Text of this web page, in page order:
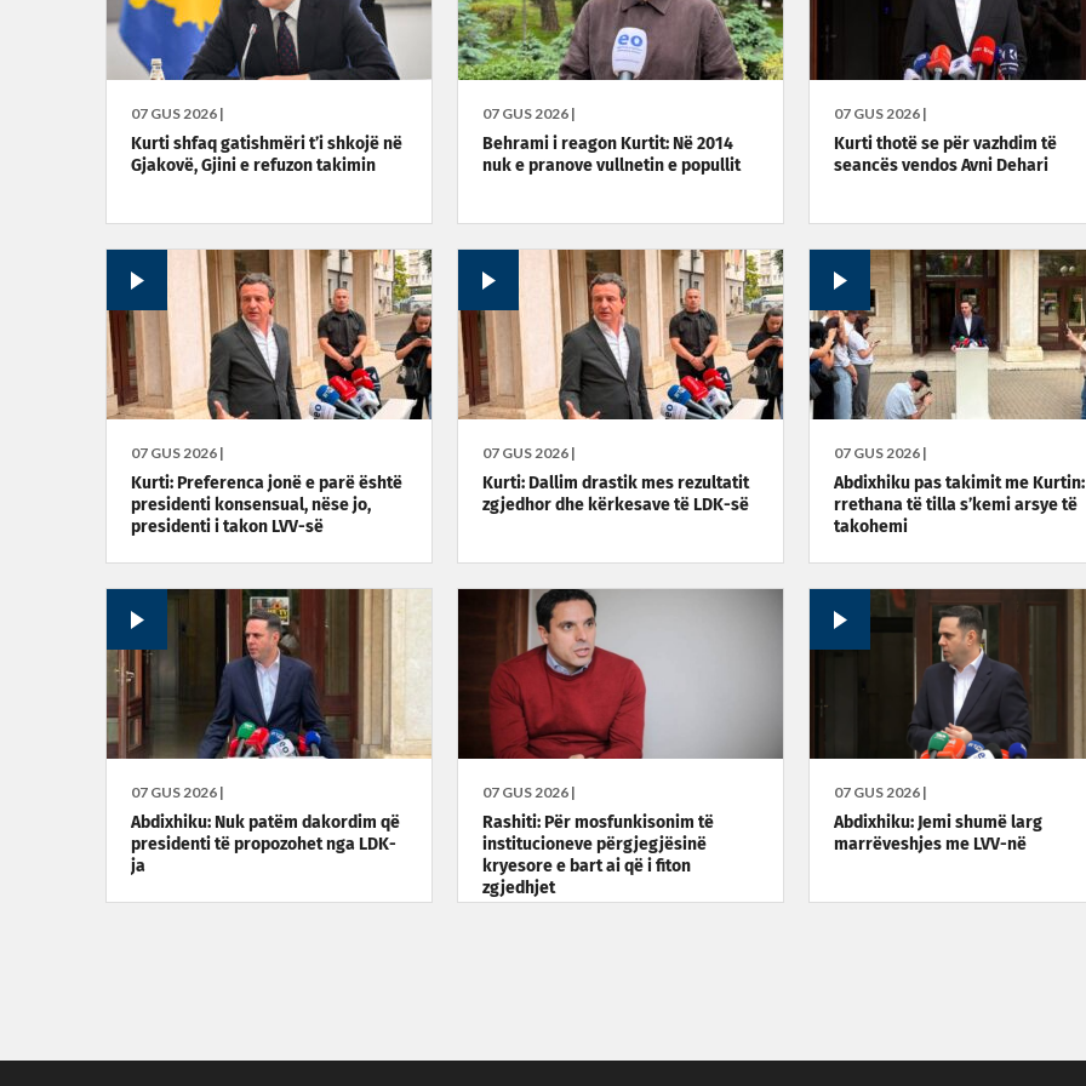
07 GUS 2026 |
Kurti shfaq gatishmëri t’i shkojë në
Gjakovë, Gjini e refuzon takimin
07 GUS 2026 |
Behrami i reagon Kurtit: Në 2014
nuk e pranove vullnetin e popullit
07 GUS 2026 |
Kurti thotë se për vazhdim të
seancës vendos Avni Dehari
07 GUS 2026 |
Kurti: Preferenca jonë e parë është
presidenti konsensual, nëse jo,
presidenti i takon LVV-së
07 GUS 2026 |
Kurti: Dallim drastik mes rezultatit
zgjedhor dhe kërkesave të LDK-së
07 GUS 2026 |
Abdixhiku pas takimit me Kurtin:
rrethana të tilla s’kemi arsye të
takohemi
07 GUS 2026 |
Abdixhiku: Nuk patëm dakordim që
presidenti të propozohet nga LDK-
ja
07 GUS 2026 |
Rashiti: Për mosfunkisonim të
institucioneve përgjegjësinë
kryesore e bart ai që i fiton
zgjedhjet
07 GUS 2026 |
Abdixhiku: Jemi shumë larg
marrëveshjes me LVV-në